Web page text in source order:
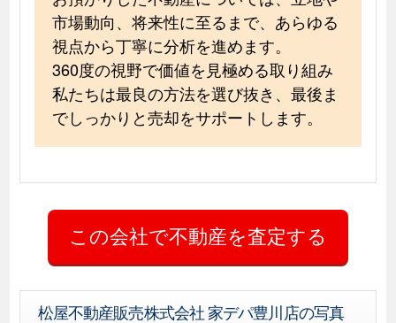
市場動向、将来性に至るまで、あらゆる
視点から丁寧に分析を進めます。
360度の視野で価値を見極める取り組み
私たちは最良の方法を選び抜き、最後ま
でしっかりと売却をサポートします。
松屋不動産販売株式会社 家デパ豊川店の写真